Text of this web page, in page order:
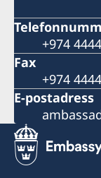
+974
Fax
+974
E-postadress